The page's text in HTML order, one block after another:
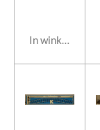
In winkelwagen